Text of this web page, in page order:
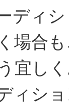
ディ
場合
宜し
ィシ